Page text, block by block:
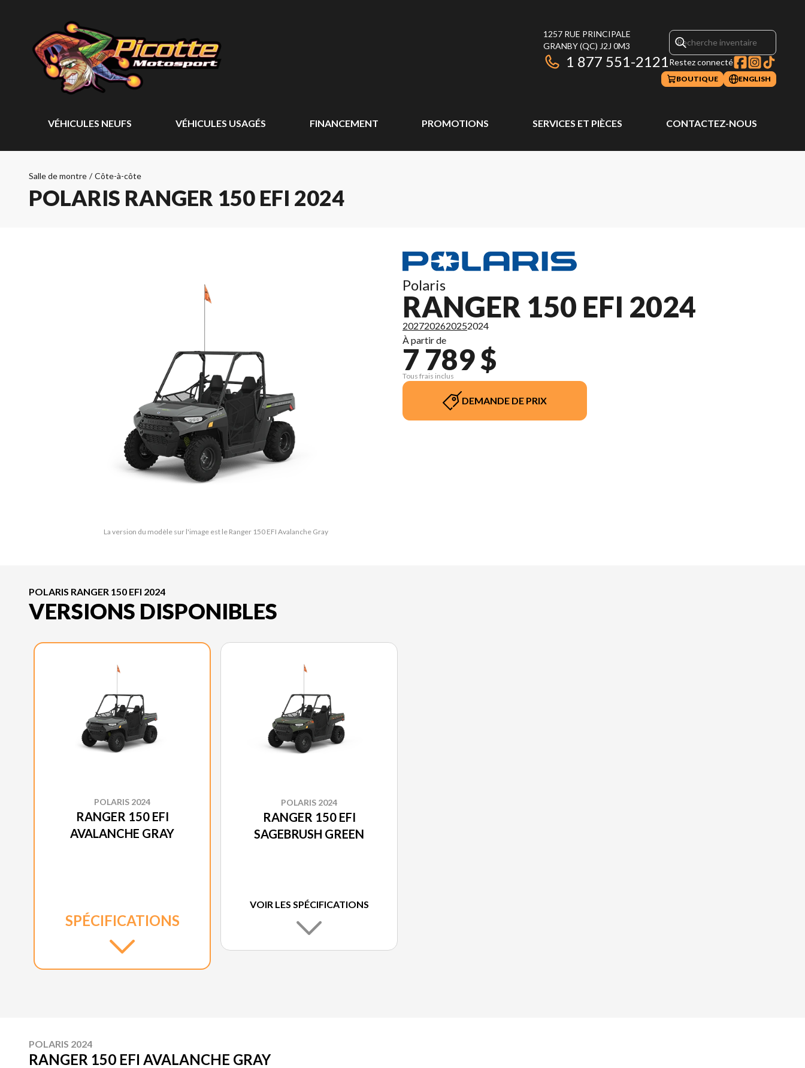
1257 RUE PRINCIPALE
GRANBY(QC) J2J 0M3
1 877 551-2121Restez connecté
BOUTIQUE ENGLISH
VÉHICULES NEUFS VÉHICULES USAGÉS FINANCEMENT PROMOTIONS SERVICES ET PIÈCES CONTACTEZ-NOUS
Salle de montre / Côte-à-côte
POLARIS RANGER 150 EFI 2024
La version du modèle sur l'image est le Ranger 150 EFI Avalanche Gray
Polaris
RANGER 150 EFI 2024
2027202620252024
À partir de
7 789 $
Tous frais inclus
DEMANDE DE PRIX
POLARIS RANGER 150 EFI 2024
VERSIONS DISPONIBLES
POLARIS 2024
RANGER 150 EFI
AVALANCHE GRAY
SPÉCIFICATIONS
POLARIS 2024
RANGER 150 EFI
SAGEBRUSH GREEN
VOIR LES SPÉCIFICATIONS
POLARIS 2024
RANGER 150 EFI AVALANCHE GRAY